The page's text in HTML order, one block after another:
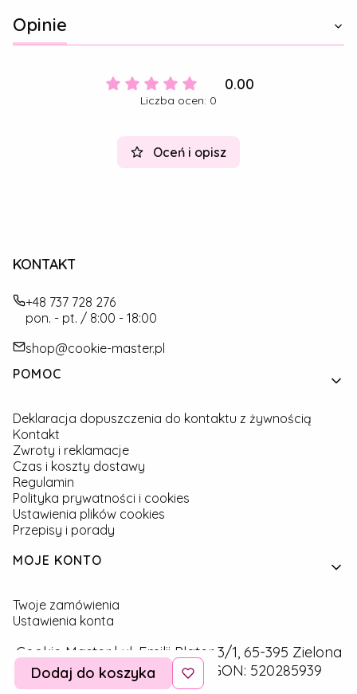
Opinie
0.00
Liczba ocen: 0
Oceń i opisz
KONTAKT
+48 737 728 276
pon. - pt. / 8:00 - 18:00
shop@cookie-master.pl
Linki w stopce
POMOC
Deklaracja dopuszczenia do kontaktu z żywnością
Kontakt
Zwroty i reklamacje
Czas i koszty dostawy
Regulamin
Polityka prywatności i cookies
Ustawienia plików cookies
Przepisy i porady
MOJE KONTO
Twoje zamówienia
Ustawienia konta
Cookie Master | ul. Emilii Plater 3/1, 65-395 Zielona
Góra | NIP: 9291757160 | REGON: 520285939
Dodaj do koszyka